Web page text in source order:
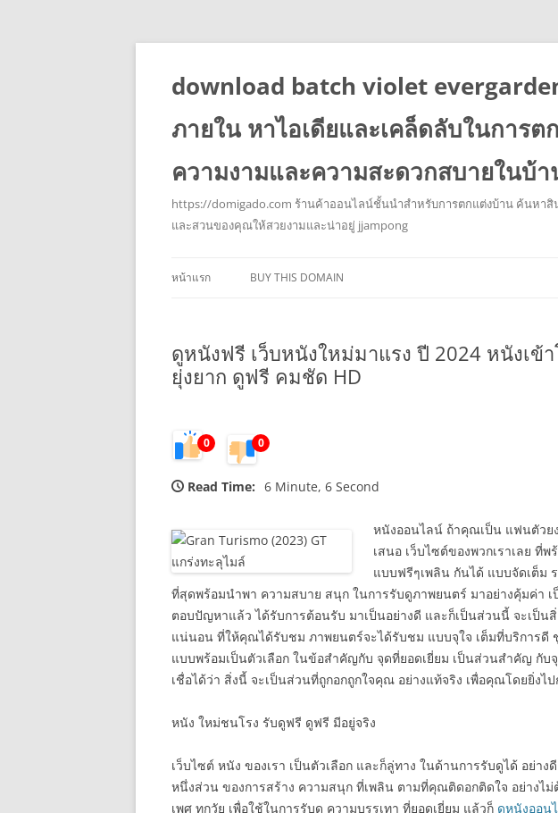
download batch violet
ภายใน หาไอเดียและเคล็ดลับในการ
ความงามและความสะดวกสบายในบ้
https://domigado.com ร้านค้าออนไลน์ชั้นนำสำหรับการตกแต่งบ้าน ค้นหา
และสวนของคุณให้สวยงามและน่าอยู่ jjampong
หน้าแรก BUY THIS DOMAIN
ดูหนังฟรี เว็บหนังใหม่มาแรง ปี 2024 หนังเข้า
ยุ่งยาก ดูฟรี คมชัด HD
0 0
Read Time: 6 Minute, 6 Second
หนังออนไลน์ ถ้าคุณเป็น แฟนตัวย
เสนอ เว็บไซต์ของพวกเราเลย ที่
แบบฟรีๆเพลิน กันได้ แบบจัดเต็ม
ที่สุดพร้อมนำพา ความสบาย สนุก ในการรับดูภาพยนตร์ มาอย่างคุ้มค่า เ
ตอบปัญหาแล้ว ได้รับการต้อนรับ มาเป็นอย่างดี และก็เป็นส่วนนี้ จะเป็น
แน่นอน ที่ให้คุณได้รับชม ภาพยนตร์จะได้รับชม แบบจุใจ เต็มที่บริการดี
แบบพร้อมเป็นตัวเลือก ในข้อสำคัญกับ จุดที่ยอดเยี่ยม เป็นส่วนสำคัญ กับ
เชื่อได้ว่า สิ่งนี้ จะเป็นส่วนที่ถูกอกถูกใจคุณ อย่างแท้จริง เพื่อคุณโดยยิ่งไ
หนัง ใหม่ชนโรง รับดูฟรี ดูฟรี มีอยู่จริง
เว็บไซต์ หนัง ของเรา เป็นตัวเลือก และก็ลู่ทาง ในด้านการรับดูได้ อย่า
หนึ่งส่วน ของการสร้าง ความสนุก ที่เพลิน ตามที่คุณติดอกติดใจ อย่างไ
เพศ ทุกวัย เพื่อใช้ในการรับดู ความบรรเทา ที่ยอดเยี่ยม แล้วก็ ดูหนังออน